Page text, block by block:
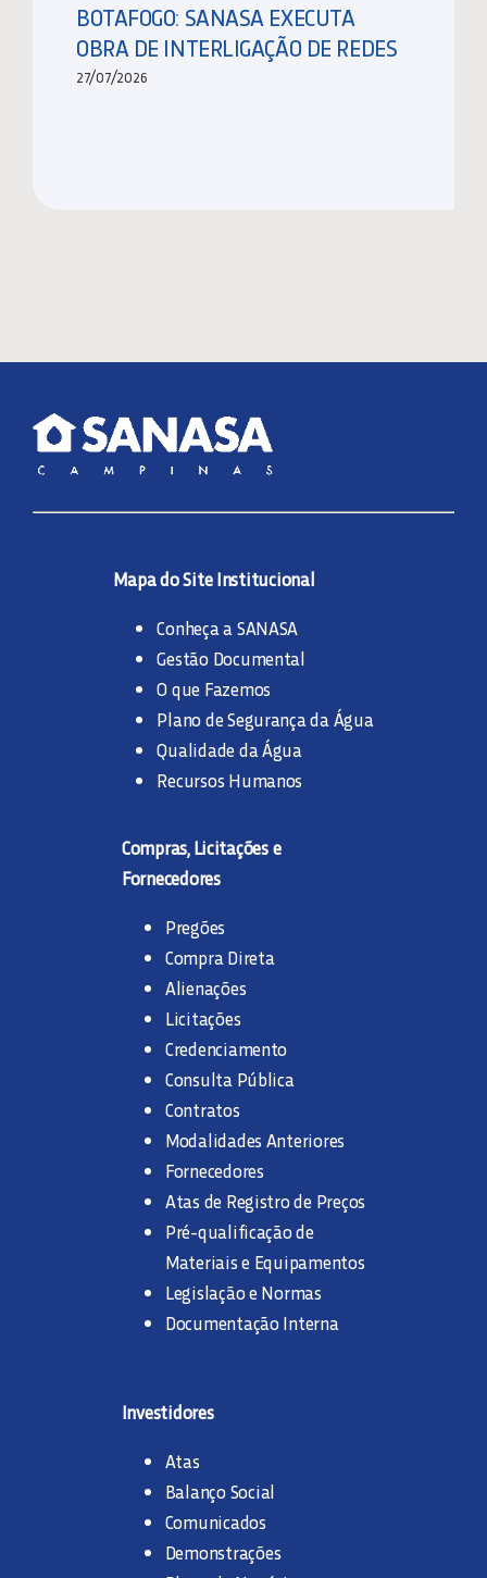
BOTAFOGO: SANASA EXECUTA
OBRA DE INTERLIGAÇÃO DE REDES
27/07/2026
Mapa do Site Institucional
Conheça a SANASA
Gestão Documental
O que Fazemos
Plano de Segurança da Água
Qualidade da Água
Recursos Humanos
Compras, Licitações e
Fornecedores
Pregões
Compra Direta
Alienações
Licitações
Credenciamento
Consulta Pública
Contratos
Modalidades Anteriores
Fornecedores
Atas de Registro de Preços
Pré-qualificação de
Materiais e Equipamentos
Legislação e Normas
Documentação Interna
Investidores
Atas
Balanço Social
Comunicados
Demonstrações